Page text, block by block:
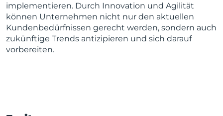
implementieren. Durch Innovation und Agilität
können Unternehmen nicht nur den aktuellen
Kundenbedürfnissen gerecht werden, sondern auch
zukünftige Trends antizipieren und sich darauf
vorbereiten.